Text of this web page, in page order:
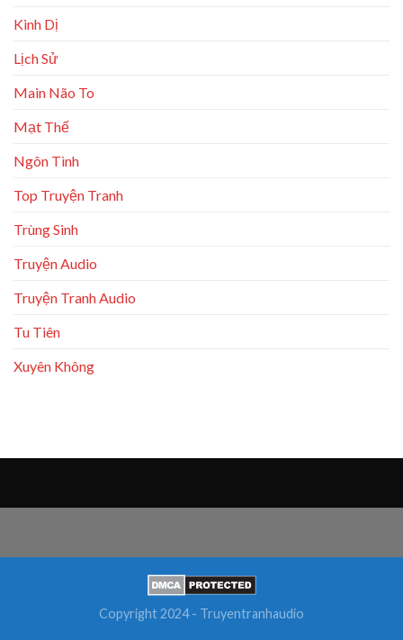
Kinh Dị
Lịch Sử
Main Não To
Mạt Thế
Ngôn Tình
Top Truyện Tranh
Trùng Sinh
Truyện Audio
Truyện Tranh Audio
Tu Tiên
Xuyên Không
Copyright 2024 - Truyentranhaudio